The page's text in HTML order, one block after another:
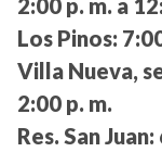
Los Pinos:
Villa Nueva,
2:00 p. m.
Res. San Juan: